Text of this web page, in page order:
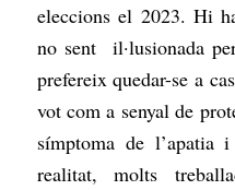
eleccions el 2023. Hi
no sent il·lusionada
prefereix quedar-se a
vot com a senyal de
símptoma de l’apatia i
realitat, molts